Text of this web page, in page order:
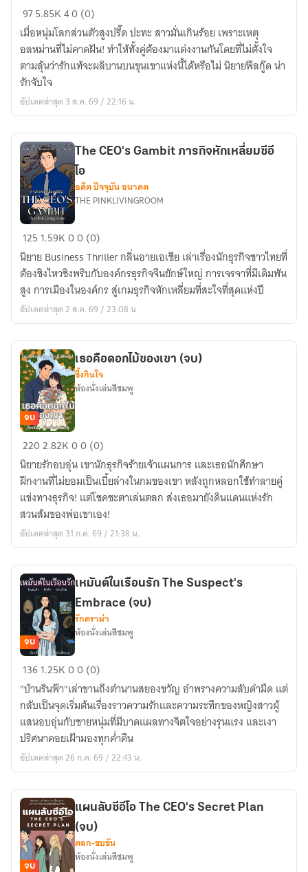
ฝาก
รัก
ผ่าน
ขุนเขา
975.85K40 (0)
เมื่อหนุ่มโลกส่วนตัวสูงปรี๊ด ปะทะ สาวมั่นเกินร้อย เพราะเหตุ
อลหม่านที่ไม่คาดฝัน! ทำให้ทั้งคู่ต้องมาแต่งงานกันโดยที่ไม่ตั้งใจ
ตามลุ้นว่ารักแท้จะผลิบานบนขุนเขาแห่งนี้ได้หรือไม่ นิยายฟีลกู๊ด น่า
รักจับใจ
อัปเดตล่าสุด 3 ส.ค. 69 / 22:16 น.
The
CEO's
Gambit
ภารกิจ
หักเห
ลี่
ซี
อีโอ
The CEO's Gambit ภารกิจหักเหลี่ยมซีอี
โอ
อดีต ปัจจุบัน อนาคต
THE PINKLIVINGROOM
125 1.59K00 (0)
นิยาย Business Thriller กลิ่นอายเอเชีย เล่าเรื่องนักธุรกิจชาวไทยที่
ต้องชิงไหวชิงพริบกับองค์กรธุรกิจจีนยักษ์ใหญ่ การเจรจาที่มีเดิมพัน
สูง การเมืองในองค์กร สู่เกมธุรกิจหักเหลี่ยมที่สะใจที่สุดแห่งปี
อัปเดตล่าสุด 2 ส.ค. 69 / 23:08 น.
เธอ
คือ
ดอกไม้
ของ
เขา
(จบ)
จบ
เธอคือดอกไม้ของเขา (จบ)
ซึ้งกินใจ
ห้องนั่งเล่นสีชมพู
2202.82K00 (0)
นิยายรักอบอุ่น เขานักธุรกิจร้ายเจ้าแผนการ และเธอนักศึกษา
ฝึกงานที่ไม่ยอมเป็นเบี้ยล่างในกมของเขา หลังถูกหลอกใช้ทำลายคู่
แข่งทางธุรกิจ! แต่โชคชะตาเล่นตลก ส่งเธอมายังดินแดนแห่งรัก
สวนส้มของพ่อเขาเอง!
อัปเดตล่าสุด 31 ก.ค. 69 / 21:38 น.
เหมันต์
ใน
เรือน
รัก
The
Suspect's
Embrace
จบ
เหมันต์ในเรือนรัก The Suspect's
Embrace (จบ)
รักดราม่า
ห้องนั่งเล่นสีชมพู
1361.25K00 (0)
"บ้านรินฟ้า"เล่าขานถึงตำนานสยองขวัญ อำพรางความลับดำมืด แต่
กลับเป็นจุดเริ่มต้นเรื่องราวความรักและความระทึกของหญิงสาวผู้
แสนอบอุ่นกับชายหนุ่มที่มีบาดแผลทางจิตใจอย่างรุนแรง และเงา
ปริศนาคอยเฝ้ามองทุกค่ำคืน
อัปเดตล่าสุด 26 ก.ค. 69 / 22:43 น.
จบ
แผนลับซีอีโอ The CEO's Secret Plan
(จบ)
ตลก-ขบขัน
ห้องนั่งเล่นสีชมพู